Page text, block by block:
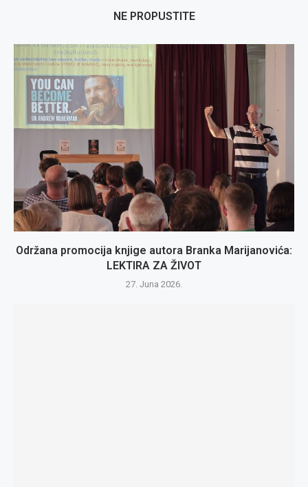
NE PROPUSTITE
Održana promocija knjige autora Branka Marijanovića:
LEKTIRA ZA ŽIVOT
27. Juna 2026.